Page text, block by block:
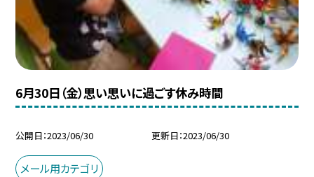
6月30日（金）思い思いに過ごす休み時間
公開日 2023/06/30 更新日 2023/06/30
メール用カテゴリ